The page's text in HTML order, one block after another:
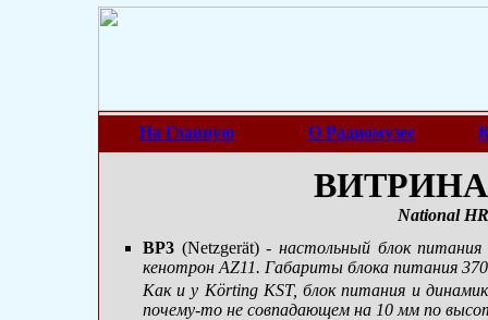
На Главную О Радиомузее
ВИТРИНА
National
BP3 (Netzgerät)- настольный блок питания
кенотрон AZ11. Габариты блока питания
Как и у Körting KST, блок питания и
почему-то не совпадающем на 10 мм по